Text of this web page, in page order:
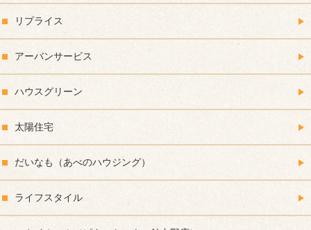
リプライス
アーバンサービス
ハウスグリーン
太陽住宅
だいなも（あべのハウジング）
ライフスタイル